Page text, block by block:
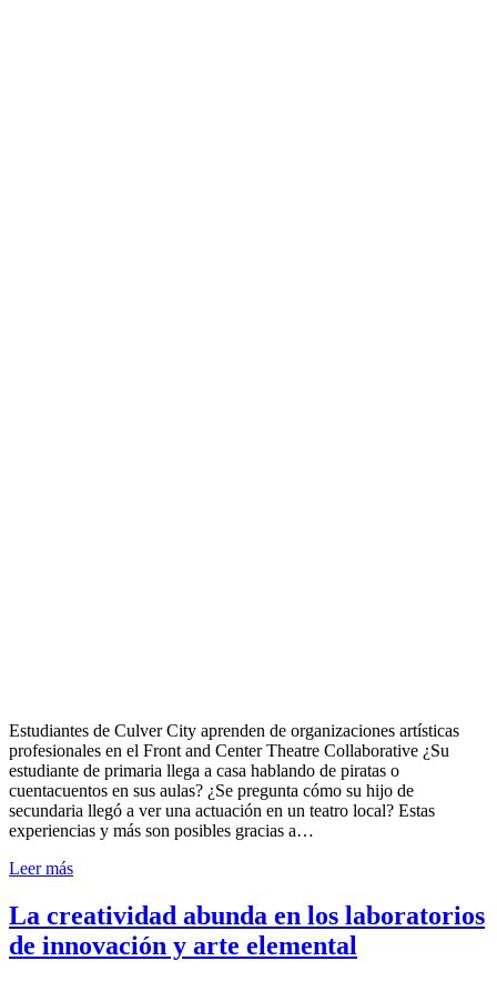
Estudiantes de Culver City aprenden de organizaciones artísticas
profesionales en el Front and Center Theatre Collaborative ¿Su
estudiante de primaria llega a casa hablando de piratas o
cuentacuentos en sus aulas? ¿Se pregunta cómo su hijo de
secundaria llegó a ver una actuación en un teatro local? Estas
experiencias y más son posibles gracias a…
Leer más
La creatividad abunda en los laboratorios
de innovación y arte elemental